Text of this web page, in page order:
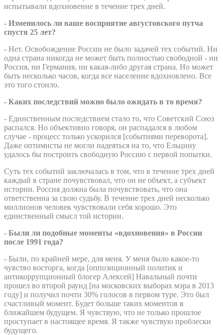
испытывали вдохновение в течение трех дней.
- Изменилось ли ваше восприятие августовского путча
спустя 25 лет?
- Нет. Освобождение России не было задачей тех событий. Ни
одна страна никогда не может быть полностью свободной - ни
Россия, ни Германия, ни какая-либо другая страна. Но может
быть несколько часов, когда все население вдохновлено. Все
это того стоило.
- Каких последствий можно было ожидать в то время?
- Единственным последствием стало то, что Советский Союз
распался. Но объективно говоря, он распадался в любом
случае - процесс только ускорился [событиями переворота].
Даже оптимисты не могли надеяться на то, что Ельцину
удалось бы построить свободную Россию с первой попытки.
Суть тех событий заключалась в том, что в течение трех дней
каждый в стране почувствовал, что он не объект, а субъект
истории. Россия должна была почувствовать, что она
ответственна за свою судьбу. В течение трех дней несколько
миллионов человек чувствовали себя хорошо. Это
единственный смысл той истории.
- Были ли подобные моменты «вдохновения» в России
после 1991 года?
- Были, по крайней мере, для меня. У меня было какое-то
чувство восторга, когда [оппозиционный политик и
антикоррупционный блогер Алексей] Навальный почти
прошел во второй раунд [на московских выборах мэра в 2013
году] и получил почти 30% голосов в первом туре. Это был
счастливый момент. Будет больше таких моментов в
ближайшем будущем. Я чувствую, что не только прошлое
проступает в настоящее время. Я также чувствую проблески
будущего.